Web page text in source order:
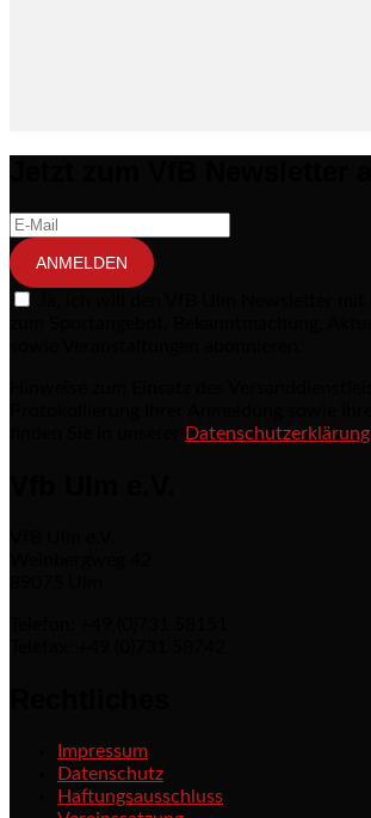
ANMELDEN
Datenschutzerklärung
Impressum
Datenschutz
Haftungsausschluss